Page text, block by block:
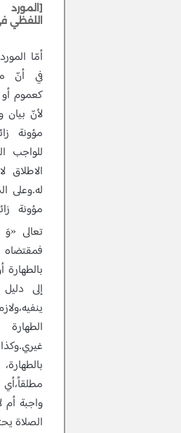
اللفظي
أمّا
في أنّ
كعموم
لأنّ
مؤونة
للواجب
الاطلاق
له.وعلى
مؤونة
تعالى «وَ
بالطهارة
إلى دليل
واجبة أم
الصلاة